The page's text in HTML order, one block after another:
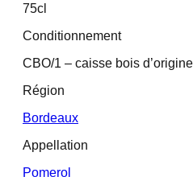
75cl
Conditionnement
CBO/1 – caisse bois
Région
Bordeaux
Appellation
Pomerol